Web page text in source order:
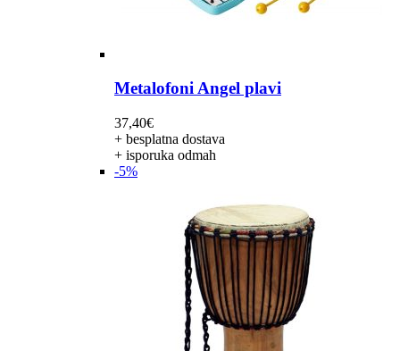
Metalofoni Angel plavi
37,40€
+ besplatna dostava
+ isporuka odmah
-5%